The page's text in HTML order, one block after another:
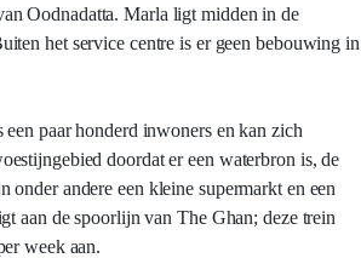
Oodnadatta. Marla ligt midden in de
het service centre is er geen bebouwing in
een paar honderd inwoners en kan zich
doordat er een waterbron is, de
andere een kleine supermarkt en een
aan de spoorlijn van The Ghan; deze trein
week aan.